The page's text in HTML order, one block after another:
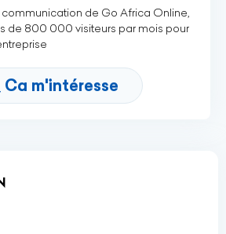
de Go Africa Online,
de 800 000 visiteurs par mois pour
Ca m'intéresse